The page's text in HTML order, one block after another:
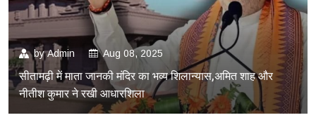
byAdmin Aug 08, 2025
सीतामढ़ी में माता जानकी मंदिर का भव्य शिलान्यास,अमित शाह और
नीतीश कुमार ने रखी आधारशिला